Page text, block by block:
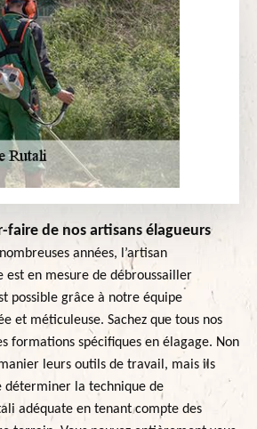
faire de nos artisans élagueurs
années, l’artisan
est en mesure de débroussailler
possible grâce à notre équipe
et méticuleuse. Sachez que tous nos
formations spécifiques en élagage. Non
leurs outils de travail, mais ils
déterminer la technique de
adéquate en tenant compte des